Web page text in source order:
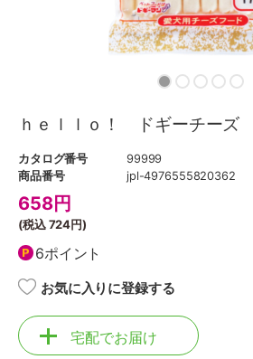
ｈｅｌｌｏ！ ドギーチーズ
カタログ番号
99999
商品番号
jpl-4976555820362
658円
(税込724円)
6ポイント
お気に入りに登録する
宅配でお届け